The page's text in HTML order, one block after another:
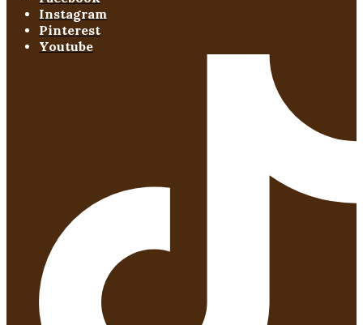
Instagram
Pinterest
Youtube